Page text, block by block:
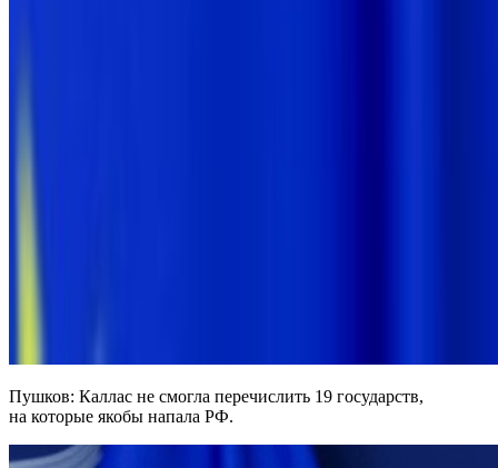
Пушков: Каллас не смогла перечислить 19 государств,
на которые якобы напала РФ.